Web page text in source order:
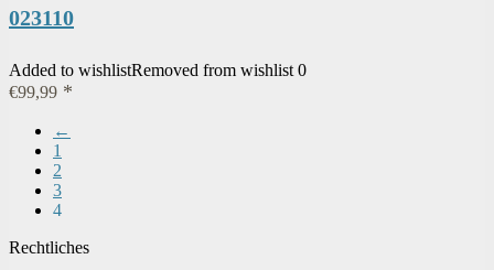
023110
Added to wishlistRemoved from wishlist 0
€99,99
←
1
2
3
4
Rechtliches